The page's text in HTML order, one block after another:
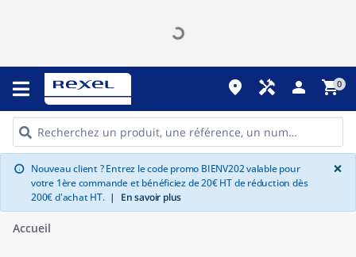
place handyman person shopping_cart0
info Nouveau client ? Entrez le code promo BIENV202 valable pour
votre 1ère commande et bénéficiez de 20€ HT de réduction dès
200€ d'achat HT. | En savoir plus
×
Accueil